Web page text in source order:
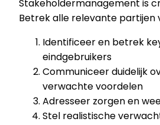
Stakeholdermanagement is
Betrek alle relevante partijen
Identificeer en betrek
eindgebruikers
Communiceer duidelijk
verwachte voordelen
Adresseer zorgen en
Stel realistische